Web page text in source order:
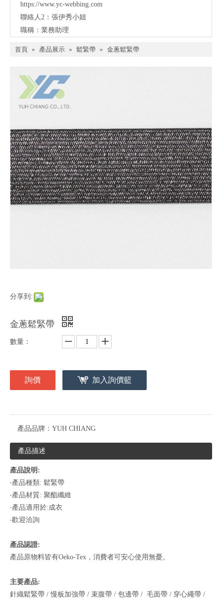
https://www.yc-webbing.com
聯絡人2：張伊秀小姐
職稱：業務助理
首頁 » 產品展示 » 鬆緊帶 » 金蔥鬆緊帶
分享到:
金蔥鬆緊帶
數量：
詢價 加入詢價籃
產品品牌： YUH CHIANG
產品描述
產品說明:
‧產品種類: 鬆緊帶
‧產品材質: 聚酯纖維
‧產品適用於:成衣
‧歡迎洽詢
產品認證:
產品原物料皆有Oeko-Tex，消費者可安心使用無憂。
主要產品:
針織鬆緊帶 / 慢板加強帶 / 束腹帶 / 包邊帶 / 毛面帶 / 穿心繩帶 /